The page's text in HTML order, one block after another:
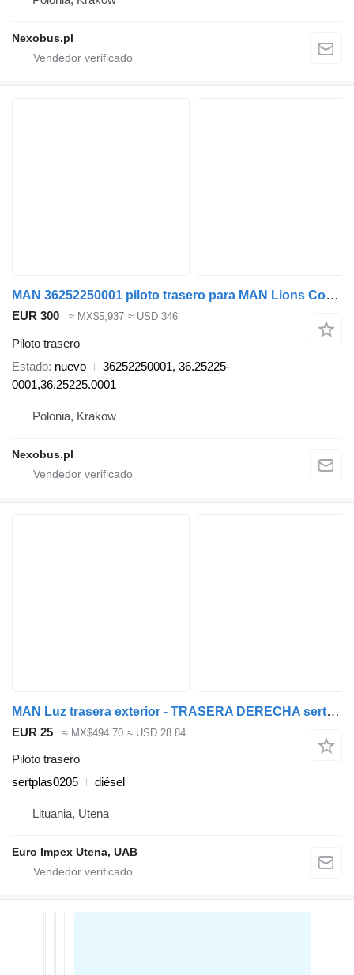
Nexobus.pl
MAN 36252250001 piloto trasero para MAN Lions Coach R07 R08 after 2018 autobús
EUR 300 ≈ MX$5,937 ≈ USD 346
Piloto trasero
Estado nuevo
36252250001, 36.25225-
0001,36.25225.0001
Polonia, Krakow
Nexobus.pl
MAN Luz trasera exterior - TRASERA DERECHA sertplas0205 piloto trasero para MAN LE8.180 camión
EUR 25 ≈ MX$494.70 ≈ USD 28.84
Piloto trasero
sertplas0205
diésel
Lituania, Utena
Euro Impex Utena, UAB